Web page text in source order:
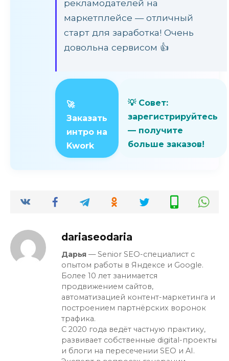
рекламодателей на
маркетплейсе — отличный
старт для заработка! Очень
довольна сервисом 👍
🚀
Заказать
интро на
Kwork
💡 Совет:
зарегистрируйтесь
— получите
больше заказов!
dariaseodaria
Дарья — Senior SEO-специалист с
опытом работы в Яндексе и Google.
Более 10 лет занимается
продвижением сайтов,
автоматизацией контент-маркетинга и
построением партнёрских воронок
трафика.
С 2020 года ведёт частную практику,
развивает собственные digital-проекты
и блоги на пересечении SEO и AI.